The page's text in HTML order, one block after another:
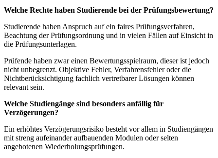
Welche Rechte haben Studierende bei der Prüfungsbewertung?
Studierende haben Anspruch auf ein faires Prüfungsverfahren,
Beachtung der Prüfungsordnung und in vielen Fällen auf Einsicht in
die Prüfungsunterlagen.
Prüfende haben zwar einen Bewertungsspielraum, dieser ist jedoch
nicht unbegrenzt. Objektive Fehler, Verfahrensfehler oder die
Nichtberücksichtigung fachlich vertretbarer Lösungen können
relevant sein.
Welche Studiengänge sind besonders anfällig für
Verzögerungen?
Ein erhöhtes Verzögerungsrisiko besteht vor allem in Studiengängen
mit streng aufeinander aufbauenden Modulen oder selten
angebotenen Wiederholungsprüfungen.